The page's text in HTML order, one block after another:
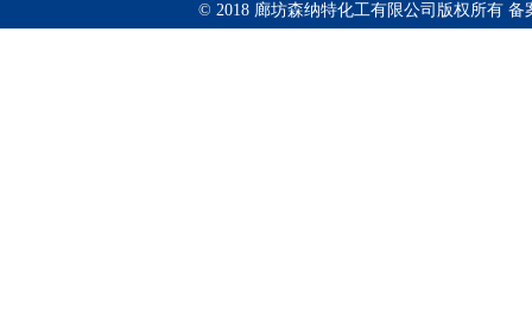
© 2018 廊坊森纳特化工有限公司版权所有 备